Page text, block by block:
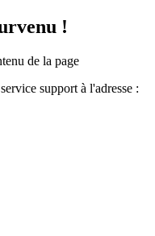
!
de la page
support à l'adresse :